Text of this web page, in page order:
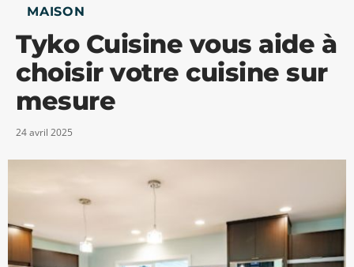
MAISON
Tyko Cuisine vous aide à
choisir votre cuisine sur
mesure
24 avril 2025